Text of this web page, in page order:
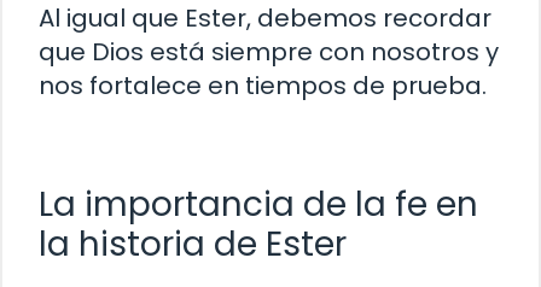
Al igual que Ester, debemos recordar
que Dios está siempre con nosotros y
nos fortalece en tiempos de prueba.
La importancia de la fe en
la historia de Ester